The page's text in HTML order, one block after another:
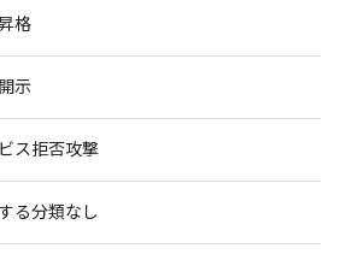
格
示
ス拒否攻撃
る分類なし